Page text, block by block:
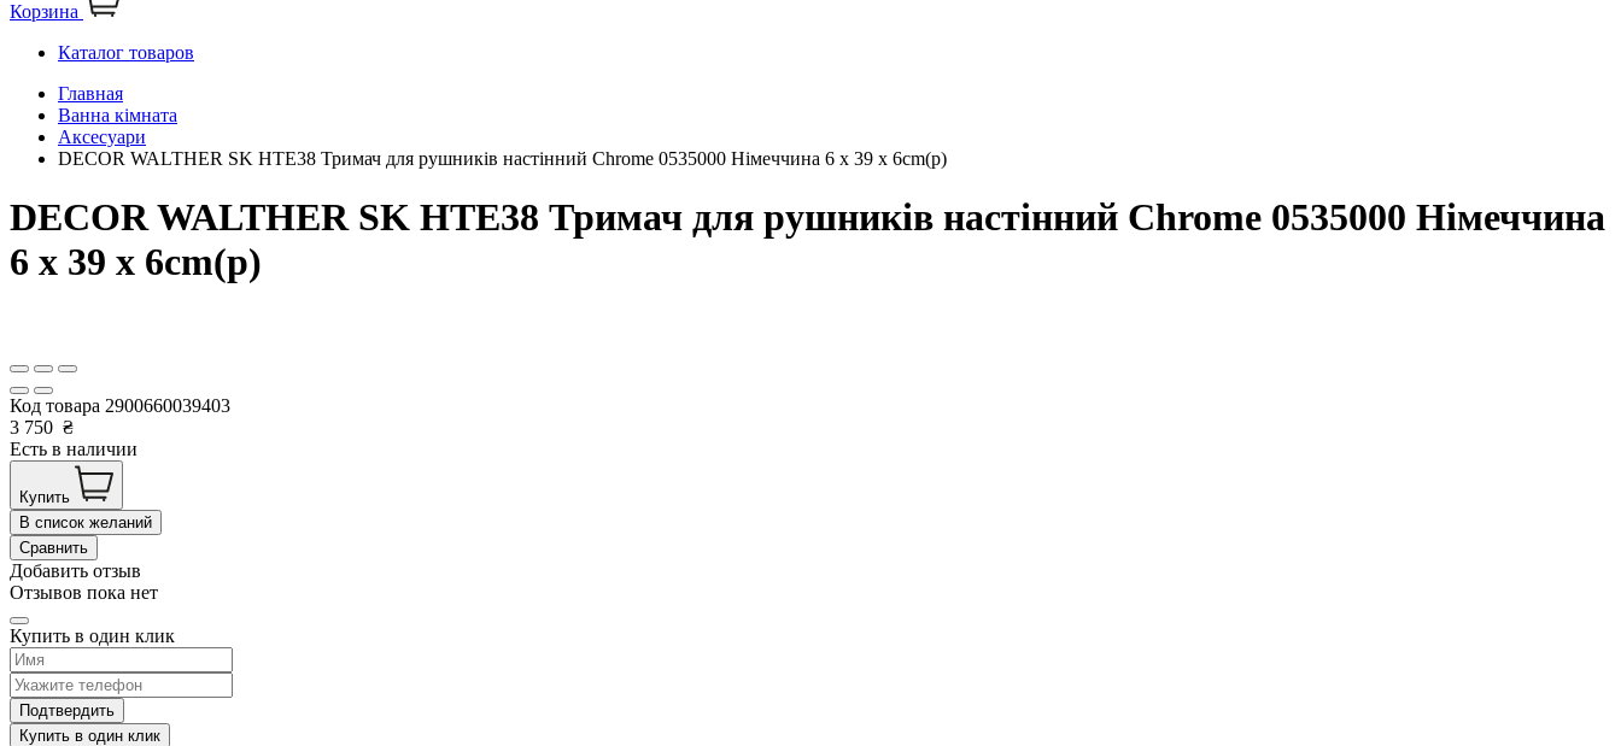
Корзина
Каталог товаров
Главная
Ванна кімната
Аксесуари
DECOR WALTHER SK HTE38 Тримач для рушників настінний Chrome 0535000 Німеччина 6 x 39 x 6cm(р)
DECOR WALTHER SK HTE38 Тримач для рушників настінний Chrome 0535000 Німеччина
6 x 39 x 6cm(р)
Код товара 2900660039403
3 750 ₴
Есть в наличии
Купить
В список желаний
Сравнить
Добавить отзыв
Отзывов пока нет
Купить в один клик
Подтвердить
Купить в один клик